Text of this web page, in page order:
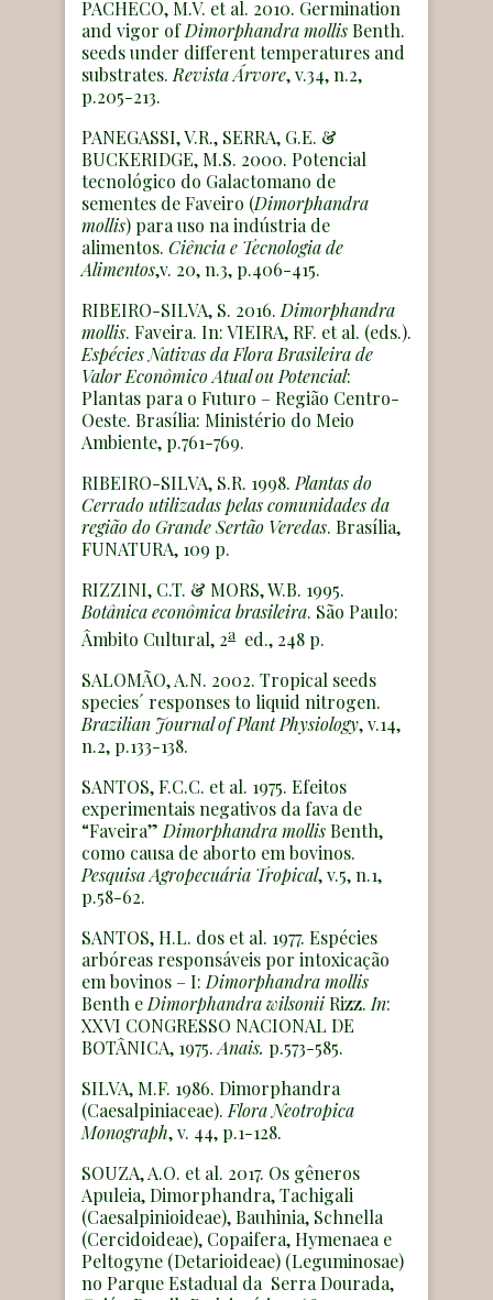
PACHECO, M.V. et al. 2010. Germination
and vigor ofDimorphandramollisBenth.
seeds under different temperatures and
substrates. Revista Árvore, v.34, n.2,
p.205-213.
PANEGASSI, V.R., SERRA, G.E. &
BUCKERIDGE, M.S. 2000. Potencial
tecnológico do Galactomano de
sementes de Faveiro (Dimorphandra
mollis) para uso na indústria de
alimentos. Ciência e Tecnologia de
Alimentos,v. 20, n.3, p.406-415.
RIBEIRO-SILVA, S. 2016. Dimorphandra
mollis. Faveira. In: VIEIRA, RF. et al. (eds.).
Espécies Nativas da Flora Brasileira de
Valor Econômico Atual ou Potencial:
Plantas para o Futuro – Região Centro-
Oeste. Brasília: Ministério do Meio
Ambiente, p.761-769.
RIBEIRO-SILVA, S.R. 1998. Plantas do
Cerrado utilizadas pelas comunidades da
região do Grande Sertão Veredas. Brasília,
FUNATURA, 109 p.
RIZZINI, C.T. & MORS, W.B. 1995.
Botânica econômica brasileira. São Paulo:
Âmbito Cultural, 2a ed., 248 p.
SALOMÃO, A.N. 2002. Tropical seeds
species´ responses to liquid nitrogen.
Brazilian Journal of Plant Physiology, v.14,
n.2, p.133-138.
SANTOS, F.C.C. et al. 1975. Efeitos
experimentais negativos da fava de
“Faveira” Dimorphandra mollisBenth,
como causa de aborto em bovinos.
Pesquisa Agropecuária Tropical, v.5, n.1,
p.58-62.
SANTOS, H.L. dos et al. 1977. Espécies
arbóreas responsáveis por intoxicação
em bovinos – I: Dimorphandra mollis
Benth e Dimorphandra wilsonii Rizz. In:
XXVI CONGRESSO NACIONAL DE
BOTÂNICA, 1975. Anais. p.573-585.
SILVA, M.F. 1986. Dimorphandra
(Caesalpiniaceae). Flora Neotropica
Monograph, v. 44, p.1-128.
SOUZA, A.O. et al. 2017. Os gêneros
Apuleia, Dimorphandra, Tachigali
(Caesalpinioideae), Bauhinia, Schnella
(Cercidoideae), Copaifera, Hymenaea e
Peltogyne (Detarioideae) (Leguminosae)
no Parque Estadual da Serra Dourada,